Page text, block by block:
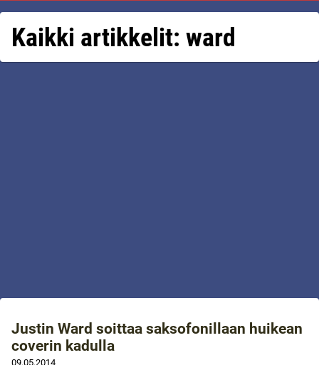
Kaikki artikkelit: ward
Justin Ward soittaa saksofonillaan huikean
coverin kadulla
09.05.2014